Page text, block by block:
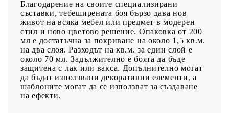
Благодарение на своите специализирани
съставки, тебеширената боя бързо дава нов
живот на всяка мебел или предмет в модерен
стил и ново цветово решение. Опаковка от 200
мл е достатъчна за покриване на около 1,5 кв.м.
на два слоя. Разходът на кв.м. за един слой е
около 70 мл. Задължително е боята да бъде
защитена с лак или вакса. Допълнително могат
да бъдат използвани декоративни елементи, а
шаблоните могат да се използват за създаване
на ефекти.